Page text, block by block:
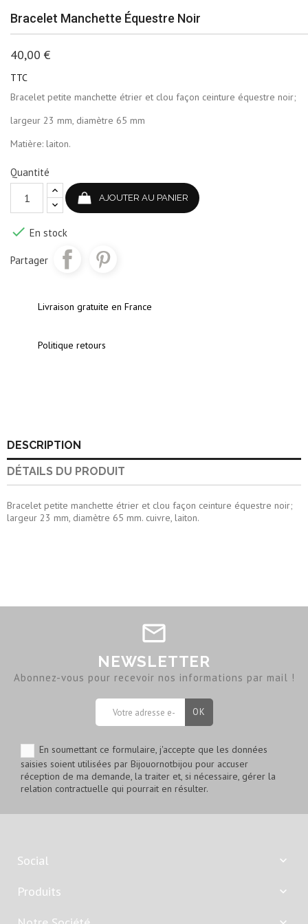
Bracelet Manchette Équestre Noir
40,00 €
TTC
Bracelet petite manchette étrier et clou façon ceinture équestre noir;
largeur 23 mm, diamètre 65 mm
Matière: laiton.
Quantité
AJOUTER AU PANIER
 En stock
Partager
Livraison gratuite en France
Politique retours
DESCRIPTION
DÉTAILS DU PRODUIT
Bracelet petite manchette étrier et clou façon ceinture équestre noir;
largeur 23 mm, diamètre 65 mm. cuivre, laiton.
NEWSLETTER
Abonnez-vous pour recevoir nos informations par mail !
En soumettant ce formulaire, j'accepte que les données
saisies soient utilisées par Bijouornotbijou pour accuser
réception de ma demande, la traiter et, si nécessaire, gérer la
relation contractuelle qui pourrait en résulter.
Social 
Produits 